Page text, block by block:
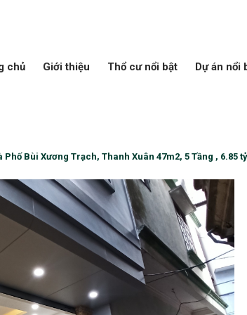
chủ Giới thiệu Thổ cư nổi bật Dự án nổi
Phố Bùi Xương Trạch, Thanh Xuân 47m2, 5 Tầng , 6.85 tỷ